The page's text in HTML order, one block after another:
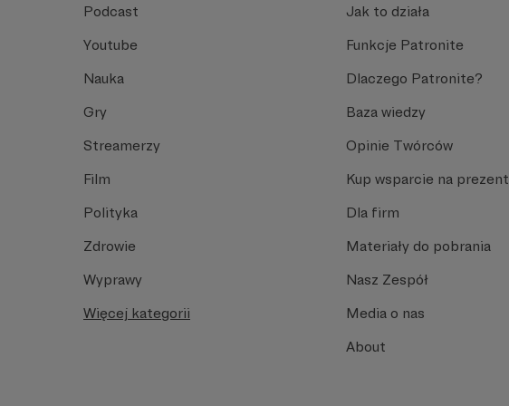
Podcast
Youtube
Nauka
Gry
Streamerzy
Film
Polityka
Zdrowie
Wyprawy
Więcej kategorii
Jak to działa
Funkcje Patronite
Dlaczego Patronite?
Baza wiedzy
Opinie Twórców
Kup wsparcie na prezent
Dla firm
Materiały do pobrania
Nasz Zespół
Media o nas
About